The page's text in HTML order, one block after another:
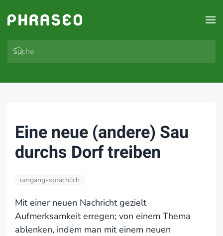
Zum Hauptinhalt springen
Eine neue (andere) Sau
durchs Dorf treiben
umgangssprachlich
Mit einer neuen Nachricht gezielt
Aufmerksamkeit erregen; von einem Thema
ablenken, indem man mit einem neuen